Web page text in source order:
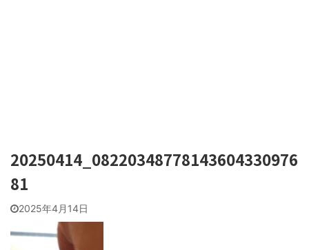
20250414_08220348778143604330976
81
2025年4月14日